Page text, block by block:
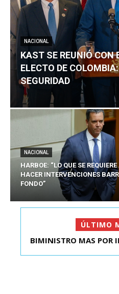
NACIONAL
KAST SE REUNIÓ CON
ELECTO DE
SEGURIDAD
NACIONAL
HARBOE: “LO QUE SE
HACER INTERVENCIONES
FONDO”
ÚLTIMO
KAST SE REUNIÓ CON
BIMINISTRO MAS POR